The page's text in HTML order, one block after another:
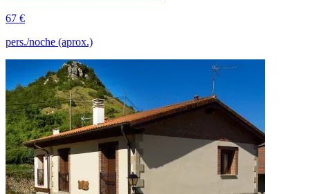
67 €
pers./noche (aprox.)